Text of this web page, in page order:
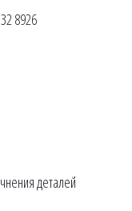
8926
деталей